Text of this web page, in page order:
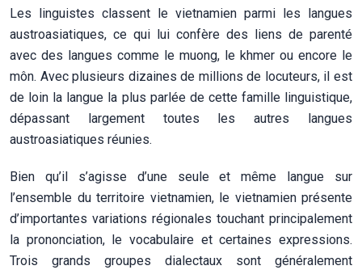
Les linguistes classent le vietnamien parmi les langues
austroasiatiques, ce qui lui confère des liens de parenté
avec des langues comme le muong, le khmer ou encore le
môn. Avec plusieurs dizaines de millions de locuteurs, il est
de loin la langue la plus parlée de cette famille linguistique,
dépassant largement toutes les autres langues
austroasiatiques réunies.
Bien qu’il s’agisse d’une seule et même langue sur
l’ensemble du territoire vietnamien, le vietnamien présente
d’importantes variations régionales touchant principalement
la prononciation, le vocabulaire et certaines expressions.
Trois grands groupes dialectaux sont généralement